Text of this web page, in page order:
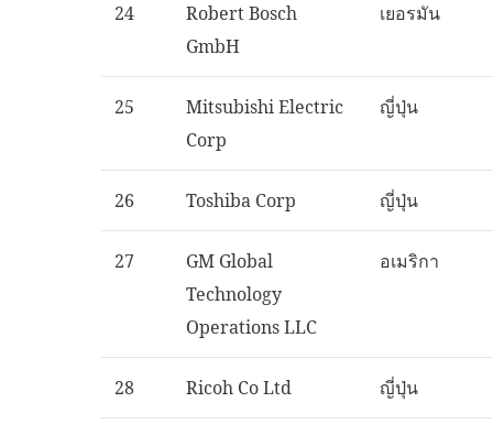
24
Robert Bosch
GmbH
เยอรมัน
25
Mitsubishi Electric
Corp
ญี่ปุ่น
26 Toshiba Corp ญี่ปุ่น
27
GM Global
Technology
Operations LLC
อเมริกา
28 Ricoh Co Ltd ญี่ปุ่น